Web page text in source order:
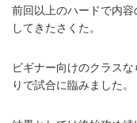
前回以上のハードで内
してきたさくた。
ビギナー向けのクラス
りで試合に臨みました。